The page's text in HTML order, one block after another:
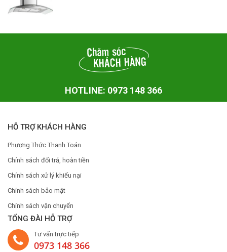
HOTLINE: 0973 148 366
HỖ TRỢ KHÁCH HÀNG
Phương Thức Thanh Toán
Chính sách đổi trả, hoàn tiền
Chính sách xử lý khiếu nại
Chính sách bảo mật
Chính sách vận chuyển
TỔNG ĐÀI HỖ TRỢ
Tư vấn trực tiếp
0973 148 366